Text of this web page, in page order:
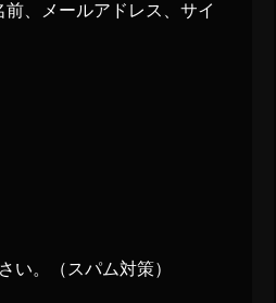
、メールアドレス、サイ
い。（スパム対策）